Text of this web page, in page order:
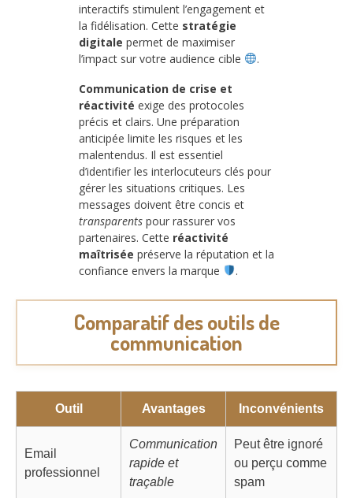
interactifs stimulent l’engagement et
la fidélisation. Cette stratégie
digitale permet de maximiser
l’impact sur votre audience cible
.
Communication de crise et
réactivité exige des protocoles
précis et clairs. Une préparation
anticipée limite les risques et les
malentendus. Il est essentiel
d’identifier les interlocuteurs clés pour
gérer les situations critiques. Les
messages doivent être concis et
transparents pour rassurer vos
partenaires. Cette réactivité
maîtrisée préserve la réputation et la
confiance envers la marque
.
Comparatif des outils de
communication
Outil Avantages Inconvénients
Email
professionnel
Communication
rapide et
traçable
Peut être ignoré
ou perçu comme
spam